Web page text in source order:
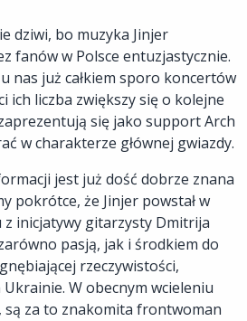
dziwi, bo muzyka Jinjer
fanów w Polsce entuzjastycznie.
nas już całkiem sporo koncertów
ich liczba zwiększy się o kolejne
się jako support Arch
w charakterze głównej gwiazdy.
jest już dość dobrze znana
pokrótce, że Jinjer powstał w
z inicjatywy gitarzysty Dmitrija
pasją, jak i środkiem do
rzeczywistości,
W obecnym wcieleniu
są za to znakomita frontwoman